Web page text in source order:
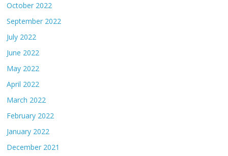
October 2022
September 2022
July 2022
June 2022
May 2022
April 2022
March 2022
February 2022
January 2022
December 2021